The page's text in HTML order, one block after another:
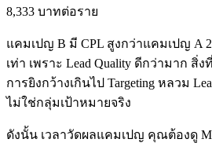
8,333 บาทต่อราย
แคมเปญ B มี CPL สูงกว่าแคมเปญ A
เท่า เพราะ Lead Quality ดีกว่ามาก
การยิงกว้างเกินไป Targeting หลวม
ไม่ใช่กลุ่มเป้าหมายจริง
ดังนั้น เวลาวัดผลแคมเปญ คุณต้องดู